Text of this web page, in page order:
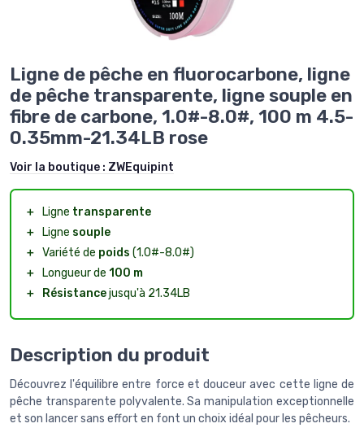
Ligne de pêche en fluorocarbone, ligne
de pêche transparente, ligne souple en
fibre de carbone, 1.0#-8.0#, 100 m 4.5-
0.35mm-21.34LB rose
Voir la boutique : ZWEquipint
＋ Ligne transparente
＋
Ligne souple
＋ Variété de poids (1.0#-8.0#)
＋
Longueur de 100 m
＋
Résistancejusqu'à 21.34LB
Description du produit
Découvrez l'équilibre entre force et douceur avec cette ligne de
pêche transparente polyvalente. Sa manipulation exceptionnelle
et son lancer sans effort en font un choix idéal pour les pêcheurs.